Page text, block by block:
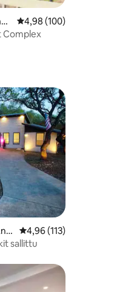
Keskimääräinen arvio
4,98 (100)
Complex
Keskimääräinen arvio
4,96 (113)
sallittu